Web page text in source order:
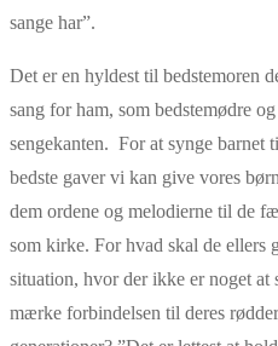
sange har”.
Det er en hyldest til bedstemoren
sang for ham, som bedstemødre
sengekanten. For at synge barnet
bedste gaver vi kan give vores
dem ordene og melodierne til de
som kirke. For hvad skal de ellers
situation, hvor der ikke er noget at
mærke forbindelsen til deres